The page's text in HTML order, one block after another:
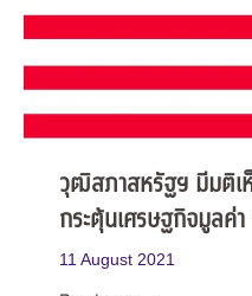
วุฒิสภาสหรัฐฯ มีมติเ
กระตุ้นเศรษฐกิจมูลค่
11 August 2021